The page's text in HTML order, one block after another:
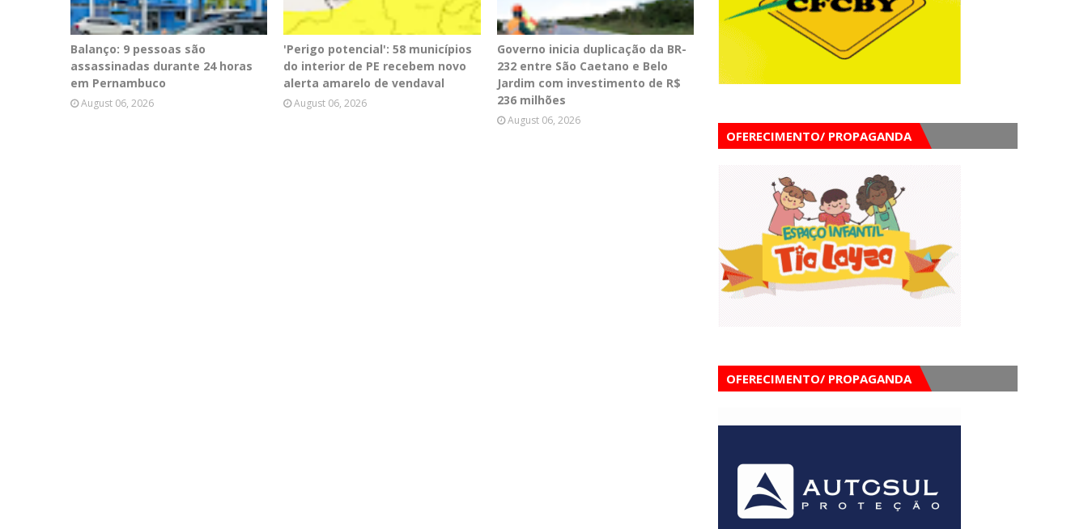
Balanço: 9 pessoas são
assassinadas durante 24 horas
em Pernambuco
August 06, 2026
'Perigo potencial': 58 municípios
do interior de PE recebem novo
alerta amarelo de vendaval
August 06, 2026
Governo inicia duplicação da BR-
232 entre São Caetano e Belo
Jardim com investimento de R$
236 milhões
August 06, 2026
OFERECIMENTO/ PROPAGANDA
OFERECIMENTO/ PROPAGANDA